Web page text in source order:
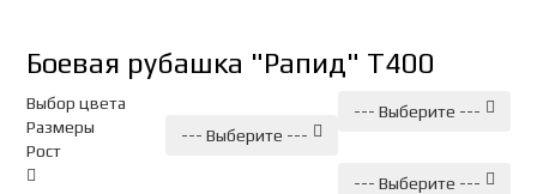
Боевая рубашка "Рапид" Т400
Выбор цвета
--- Выберите ---
Размеры
--- Выберите ---
Рост
--- Выберите ---